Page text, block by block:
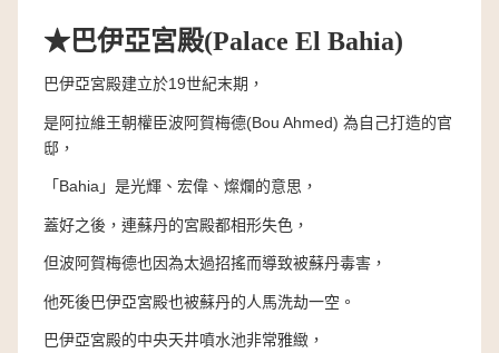
★巴伊亞宮殿(Palace El Bahia)
巴伊亞宮殿建立於19世紀末期，
是阿拉維王朝權臣波阿賀梅德(Bou Ahmed) 為自己打造的官
邸，
「Bahia」是光輝、宏偉、燦爛的意思，
蓋好之後，連蘇丹的宮殿都相形失色，
但波阿賀梅德也因為太過招搖而導致被蘇丹毒害，
他死後巴伊亞宮殿也被蘇丹的人馬洗劫一空。
巴伊亞宮殿的中央天井噴水池非常雅緻，